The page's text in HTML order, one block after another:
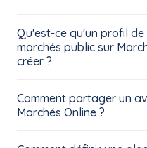
Qu'est-ce qu'un profil
marchés public sur
créer ?
Comment partager un
Marchés Online ?